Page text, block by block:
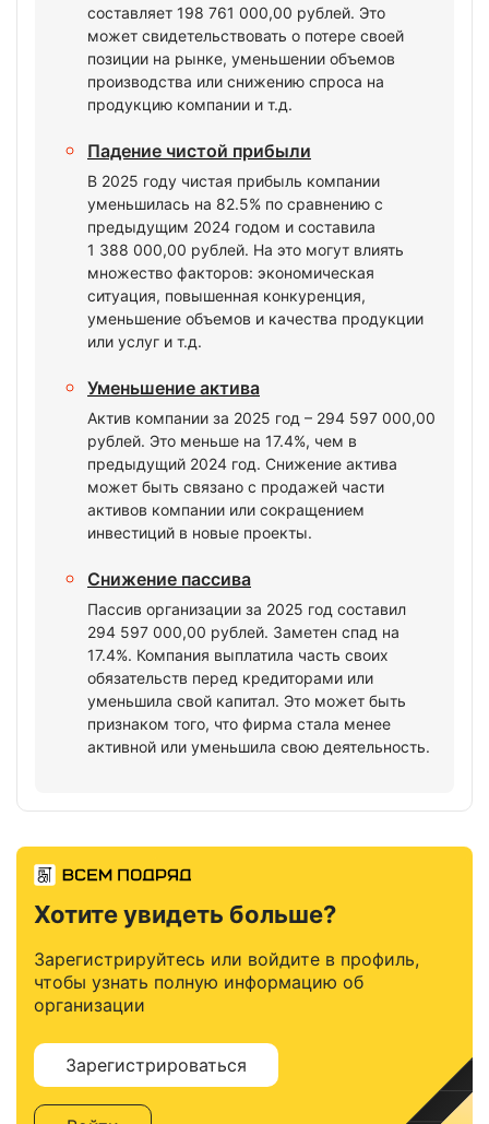
составляет 198 761 000,00 рублей. Это
может свидетельствовать о потере своей
позиции на рынке, уменьшении объемов
производства или снижению спроса на
продукцию компании и т.д.
Падение чистой прибыли
В 2025 году чистая прибыль компании
уменьшилась на 82.5% по сравнению с
предыдущим 2024 годом и составила
1 388 000,00 рублей. На это могут влиять
множество факторов: экономическая
ситуация, повышенная конкуренция,
уменьшение объемов и качества продукции
или услуг и т.д.
Уменьшение актива
Актив компании за 2025 год – 294 597 000,00
рублей. Это меньше на 17.4%, чем в
предыдущий 2024 год. Снижение актива
может быть связано с продажей части
активов компании или сокращением
инвестиций в новые проекты.
Снижение пассива
Пассив организации за 2025 год составил
294 597 000,00 рублей. Заметен спад на
17.4%. Компания выплатила часть своих
обязательств перед кредиторами или
уменьшила свой капитал. Это может быть
признаком того, что фирма стала менее
активной или уменьшила свою деятельность.
Хотите увидеть больше?
Зарегистрируйтесь или войдите в профиль,
чтобы узнать полную информацию об
организации
Зарегистрироваться